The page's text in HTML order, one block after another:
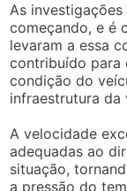
As
começando, e é
levaram a essa
contribuído para
condição do
infraestrutura da
A velocidade
adequadas ao
situação,
a pressão do